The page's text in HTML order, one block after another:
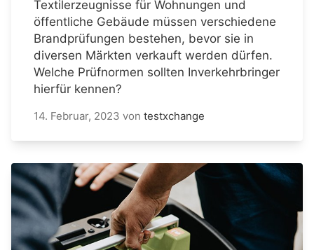
Textilerzeugnisse für Wohnungen und
öffentliche Gebäude müssen verschiedene
Brandprüfungen bestehen, bevor sie in
diversen Märkten verkauft werden dürfen.
Welche Prüfnormen sollten Inverkehrbringer
hierfür kennen?
14. Februar, 2023 von testxchange